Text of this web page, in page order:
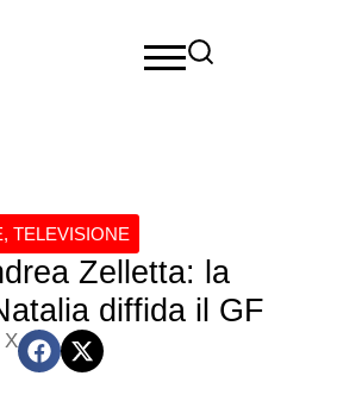
, TELEVISIONE
Zelletta: la
diffida il GF
X